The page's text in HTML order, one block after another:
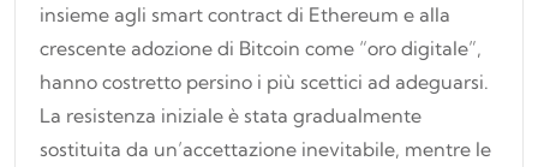
insieme agli smart contract di Ethereum e alla
crescente adozione di Bitcoin come “oro digitale”,
hanno costretto persino i più scettici ad adeguarsi.
La resistenza iniziale è stata gradualmente
sostituita da un’accettazione inevitabile, mentre le